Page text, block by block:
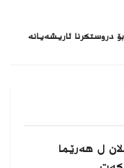
ئاریشه‌يانه‌
ل هەرێما